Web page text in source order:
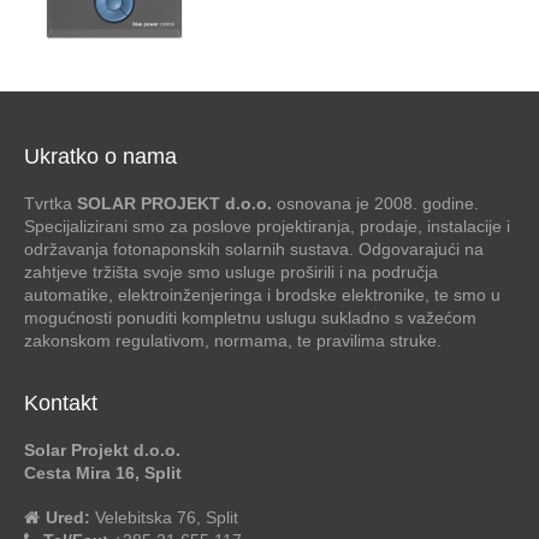
Ukratko o nama
Tvrtka SOLAR PROJEKT d.o.o. osnovana je 2008. godine.
Specijalizirani smo za poslove projektiranja, prodaje, instalacije i
održavanja fotonaponskih solarnih sustava. Odgovarajući na
zahtjeve tržišta svoje smo usluge proširili i na područja
automatike, elektroinženjeringa i brodske elektronike, te smo u
mogućnosti ponuditi kompletnu uslugu sukladno s važećom
zakonskom regulativom, normama, te pravilima struke.
Kontakt
Solar Projekt d.o.o.
Cesta Mira 16, Split
Ured: Velebitska 76, Split